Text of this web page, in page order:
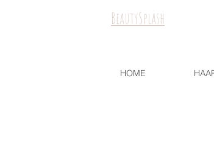
BeautySplash
HOME